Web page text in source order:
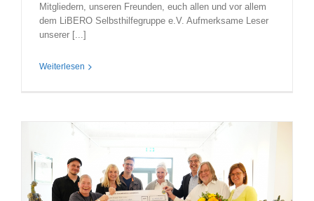
Mitgliedern, unseren Freunden, euch allen und vor allem
dem LiBERO Selbsthilfegruppe e.V. Aufmerksame Leser
unserer [...]
Weiterlesen